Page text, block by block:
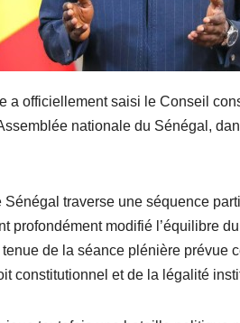
a officiellement saisi le Conseil
nationale du Sénégal,
traverse une séquence
profondément modifié l’équilibre
de la séance plénière prévue
constitutionnel et de la légalité